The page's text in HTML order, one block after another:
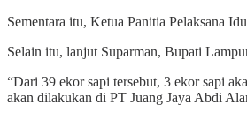
Sementara itu, Ketua Panitia Pelaksana
Selain itu, lanjut Suparman, Bupati
“Dari 39 ekor sapi tersebut, 3 ekor sapi
akan dilakukan di PT Juang Jaya Abdi